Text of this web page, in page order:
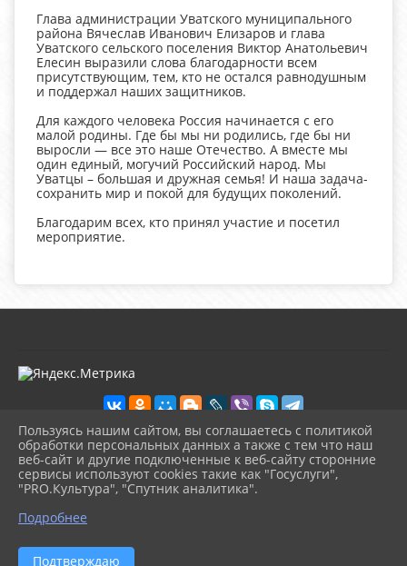
Глава администрации Уватского муниципального
района Вячеслав Иванович Елизаров и глава
Уватского сельского поселения Виктор Анатольевич
Елесин выразили слова благодарности всем
присутствующим, тем, кто не остался равнодушным
и поддержал наших защитников.
Для каждого человека Россия начинается с его
малой родины. Где бы мы ни родились, где бы ни
выросли — все это наше Отечество. А вместе мы
один единый, могучий Российский народ. Мы
Уватцы – большая и дружная семья! И наша задача-
сохранить мир и покой для будущих поколений.
Благодарим всех, кто принял участие и посетил
мероприятие.
2026 г. kultura-uvat.ru
Вход
Карта сайта
Политика обработки персональных данных
Сделано на KubCMS
Разработка и поддержка
Пользуясь нашим сайтом, вы соглашаетесь с политикой
обработки персональных данных а также с тем что наш
веб-сайт и другие подключенные к веб-сайту сторонние
сервисы используют cookies такие как "Госуслуги",
"PRO.Культура", "Спутник аналитика".
Подробнее
Подтверждаю